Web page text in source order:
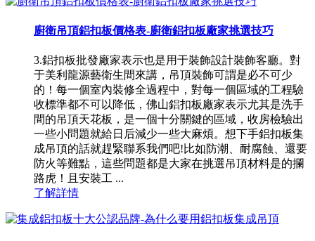
廚衛吊頂鋁扣板價格表-廚衛鋁扣板廠家挑選技巧
3.鋁扣板批發廠家表示也是用于裝飾設計裝飾客廳。對
于美利龍源藝衛生間來講，吊頂裝飾可謂是必不可少
的！每一個室內裝修全過程中，對每一個區域的工程驗
收標準都不可以降低，佛山鋁扣板廠家表示尤其是洗手
間的吊頂天花板，是一個十分關鍵的區域，收房檢驗出
一些小問題就給日后減少一些大麻煩。想下手鋁扣板集
成吊頂的話就趕緊聯系我們吧!比如防潮、耐腐蝕、還要
防火等難點，這些問題都是大家在挑選吊頂材料是的攔
路虎！且安裝工 ...
了解詳情